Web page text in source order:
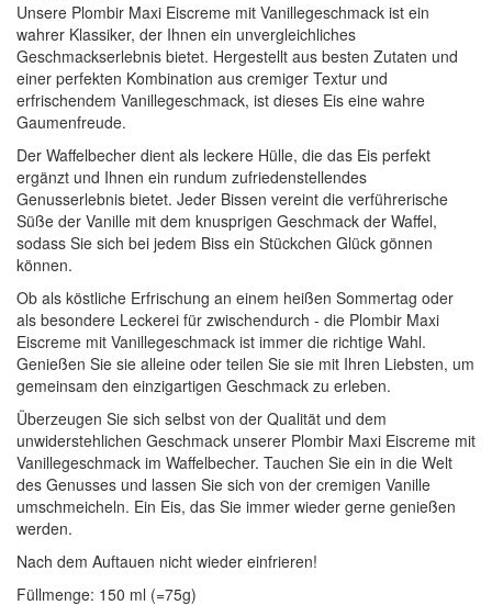
Unsere Plombir Maxi Eiscreme mit Vanillegeschmack ist ein
wahrer Klassiker, der Ihnen ein unvergleichliches
Geschmackserlebnis bietet. Hergestellt aus besten Zutaten und
einer perfekten Kombination aus cremiger Textur und
erfrischendem Vanillegeschmack, ist dieses Eis eine wahre
Gaumenfreude.
Der Waffelbecher dient als leckere Hülle, die das Eis perfekt
ergänzt und Ihnen ein rundum zufriedenstellendes
Genusserlebnis bietet. Jeder Bissen vereint die verführerische
Süße der Vanille mit dem knusprigen Geschmack der Waffel,
sodass Sie sich bei jedem Biss ein Stückchen Glück gönnen
können.
Ob als köstliche Erfrischung an einem heißen Sommertag oder
als besondere Leckerei für zwischendurch - die Plombir Maxi
Eiscreme mit Vanillegeschmack ist immer die richtige Wahl.
Genießen Sie sie alleine oder teilen Sie sie mit Ihren Liebsten, um
gemeinsam den einzigartigen Geschmack zu erleben.
Überzeugen Sie sich selbst von der Qualität und dem
unwiderstehlichen Geschmack unserer Plombir Maxi Eiscreme mit
Vanillegeschmack im Waffelbecher. Tauchen Sie ein in die Welt
des Genusses und lassen Sie sich von der cremigen Vanille
umschmeicheln. Ein Eis, das Sie immer wieder gerne genießen
werden.
Nach dem Auftauen nicht wieder einfrieren!
Füllmenge: 150 ml (=75g)